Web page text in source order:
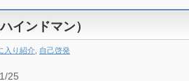
インドマン）
入り紹介 自己啓発
25